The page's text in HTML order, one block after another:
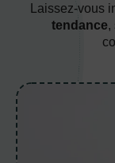
Laissez-vous
tendance,